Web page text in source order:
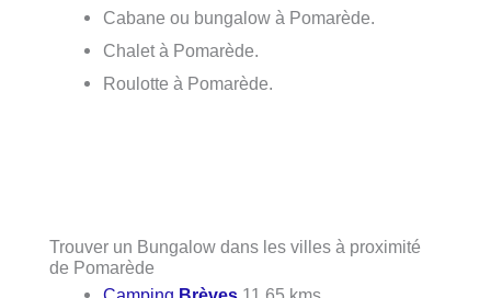
Cabane ou bungalow à Pomarède.
Chalet à Pomarède.
Roulotte à Pomarède.
Trouver un Bungalow dans les villes à proximité
de Pomarède